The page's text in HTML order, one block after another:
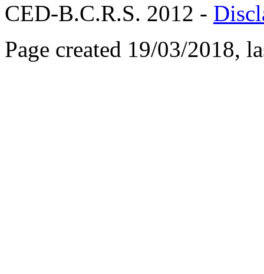
CED-B.C.R.S. 2012 -
Page created 19/03/2018,